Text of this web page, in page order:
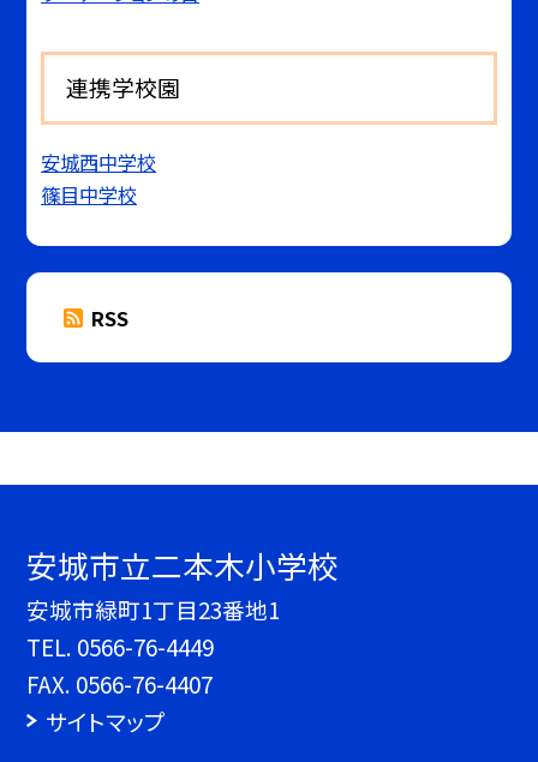
連携学校園
安城西中学校
篠目中学校
RSS
安城市立二本木小学校
安城市緑町1丁目23番地1
TEL. 0566-76-4449
FAX. 0566-76-4407
サイトマップ